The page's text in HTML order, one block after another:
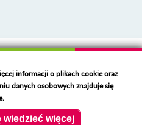
Lubelskim
otworzy się w nowym oknie
informacji o plikach cookie oraz
danych osobowych znajduje się
wiedzieć więcej